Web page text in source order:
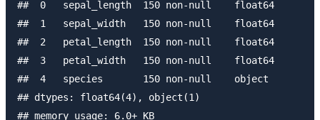
##  0   sepal_length  150 non-null    float64
##  1   sepal_width   150 non-null    float64
##  2   petal_length  150 non-null    float64
##  3   petal_width   150 non-null    float64
##  4   species       150 non-null    object
## dtypes: float64(4), object(1)